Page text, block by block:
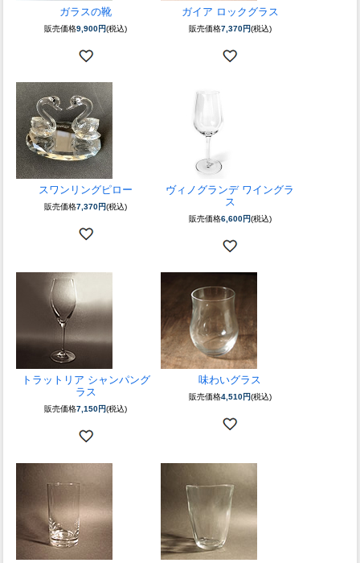
ガラスの靴
販売価格9,900円(税込)
ガイア ロックグラス
販売価格7,370円(税込)
スワンリングピロー
販売価格7,370円(税込)
ヴィノグランデ ワイングラ
ス
販売価格6,600円(税込)
トラットリア シャンパング
ラス
販売価格7,150円(税込)
味わいグラス
販売価格4,510円(税込)